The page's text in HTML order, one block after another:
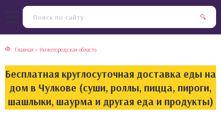
Главная » Нижегородская область
Бесплатная круглосуточная доставка еды на
дом в Чулкове (суши, роллы, пицца, пироги,
шашлыки, шаурма и другая еда и продукты)
кухня
кухня
кухня